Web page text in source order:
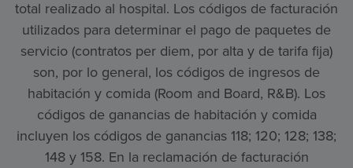
total realizado al hospital. Los códigos de facturación
utilizados para determinar el pago de paquetes de
servicio (contratos per diem, por alta y de tarifa fija)
son, por lo general, los códigos de ingresos de
habitación y comida (Room and Board, R&B). Los
códigos de ganancias de habitación y comida
incluyen los códigos de ganancias 118; 120; 128; 138;
148 y 158. En la reclamación de facturación